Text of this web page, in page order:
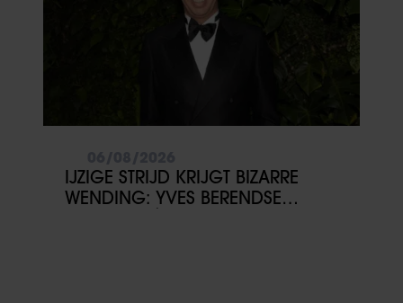
IJZIGE STRIJD KRIJGT BIZARRE
WENDING: YVES BERENDSE